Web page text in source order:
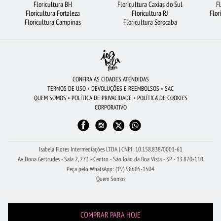
CESTA DE CAFÉ DA MANHÃ BUQUÊ DE ROSAS VERMELHAS
FLORES VERMELHAS
FLORICULTURA SÃO JOSÉ DOS CAMPOS
BUQUÊ DE 20 ROSAS VERMELHAS BUQUÊS DE FLORES
FLORICULTURA JUNDIAÍ
ARRANJO DE FLORES FLORICULTURA SALVADOR
MAIS BUSCADOS COROA DE FLORES
Floricultura BH
Floricultura Fortaleza
Floricultura Campinas
Floricultura Caxias do Sul
Floricultura RJ
Floricultura Sorocaba
CONFIRA AS CIDADES ATENDIDAS
TERMOS DE USO • DEVOLUÇÕES E REEMBOLSOS • SAC
QUEM SOMOS • POLÍTICA DE PRIVACIDADE • POLÍTICA DE COOKIES
CORPORATIVO
Isabela Flores Intermediações LTDA | CNPJ: 10.158.838/0001-61
Av Dona Gertrudes - Sala 2, 273 - Centro - São João da Boa Vista - SP - 13.870-110
Peça pelo WhatsApp: (19) 98605-1504
Quem Somos
COMPRAR PARA HOJE